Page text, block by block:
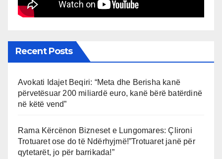
Recent Posts
Avokati Idajet Beqiri: “Meta dhe Berisha kanë
përvetësuar 200 miliardë euro, kanë bërë batërdinë
në këtë vend”
Rama Kërcënon Bizneset e Lungomares: Çlironi
Trotuaret ose do të Ndërhyjmë!”Trotuaret janë për
qytetarët, jo për barrikada!”